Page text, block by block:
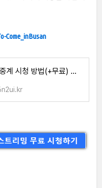
Come_inBusan
bts 부산콘서트 중계 시청 방법(+무료) 재방송 다시보기